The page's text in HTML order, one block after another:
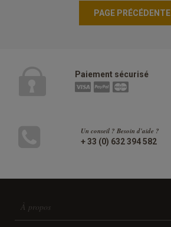
Paiement sécurisé
Un conseil ? Besoin d'aide ?
+ 33 (0) 632 394 582
À propos